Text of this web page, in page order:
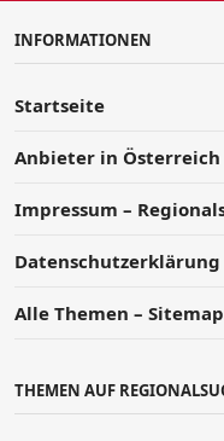
INFORMATIONEN
Startseite
Anbieter in Österreich
Impressum –
Datenschutzerklärung
Alle Themen –
THEMEN AUF